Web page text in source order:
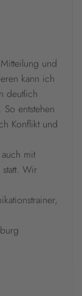
und
kann ich
deutlich
entstehen
Konflikt und
mit
Wir